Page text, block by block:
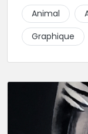
On vient de
artiste !
0648079720 ou messages sur Instagram ou
Facebook.
Animal
Graphique